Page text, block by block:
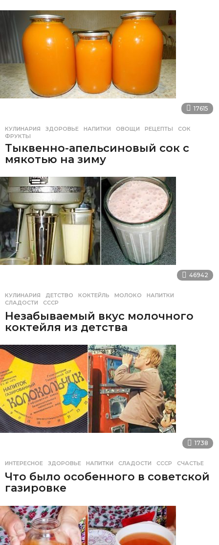
17615
КУЛИНАРИЯ ЗДОРОВЬЕ ,НАПИТКИ ,ОВОЩИ ,РЕЦЕПТЫ ,СОК
ФРУКТЫ
Тыквенно-апельсиновый сок с
мякотью на зиму
46942
КУЛИНАРИЯ ДЕТСТВО ,КОКТЕЙЛЬ ,МОЛОКО ,НАПИТКИ
СЛАДОСТИ
,СССР
Незабываемый вкус молочного
коктейля из детства
1738
ИНТЕРЕСНОЕ ЗДОРОВЬЕ ,НАПИТКИ ,СЛАДОСТИ ,СССР ,СЧАСТЬЕ
Что было особенного в советской
газировке